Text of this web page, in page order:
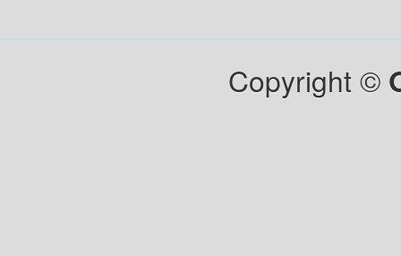
Copyright ©